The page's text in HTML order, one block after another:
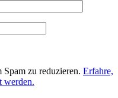
zu reduzieren. Erfahre,
werden.